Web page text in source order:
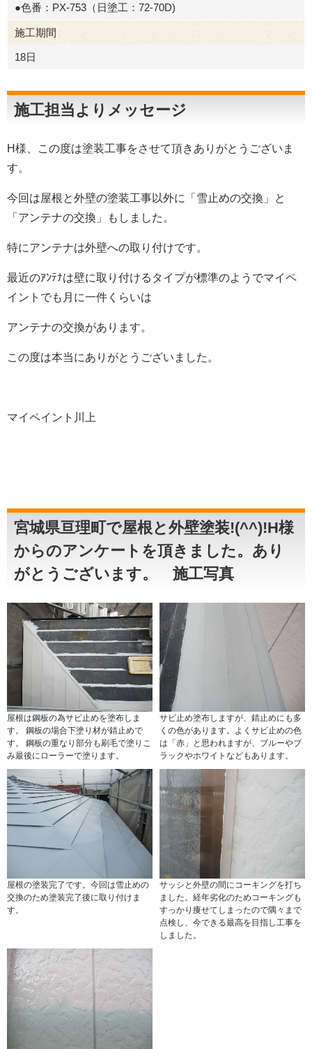
●色番：PX-753（日塗工：72-70D)
施工期間
18日
施工担当よりメッセージ
H様、この度は塗装工事をさせて頂きありがとうございま
す。
今回は屋根と外壁の塗装工事以外に「雪止めの交換」と
「アンテナの交換」もしました。
特にアンテナは外壁への取り付けです。
最近のｱﾝﾃﾅは壁に取り付けるタイプが標準のようでマイペ
イントでも月に一件くらいは
アンテナの交換があります。
この度は本当にありがとうございました。
マイペイント川上
宮城県亘理町で屋根と外壁塗装!(^^)!H様
からのアンケートを頂きました。あり
がとうございます。 施工写真
屋根は鋼板の為サビ止めを塗布しま
す。 鋼板の場合下塗り材が錆止めで
す。 鋼板の重なり部分も刷毛で塗りこ
み最後にローラーで塗ります。
サビ止め塗布しますが、錆止めにも多
くの色があります。よくサビ止めの色
は「赤」と思われますが、ブルーやブ
ラックやホワイトなどもあります。
屋根の塗装完了です。今回は雪止めの
交換のため塗装完了後に取り付けま
す。
サッシと外壁の間にコーキングを打ち
ました。経年劣化のためコーキングも
すっかり痩せてしまったので隅々まで
点検し、今できる最高を目指し工事を
しました。